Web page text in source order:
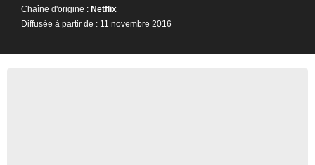
Chaîne d'origine : Netflix
Diffusée à partir de : 11 novembre 2016